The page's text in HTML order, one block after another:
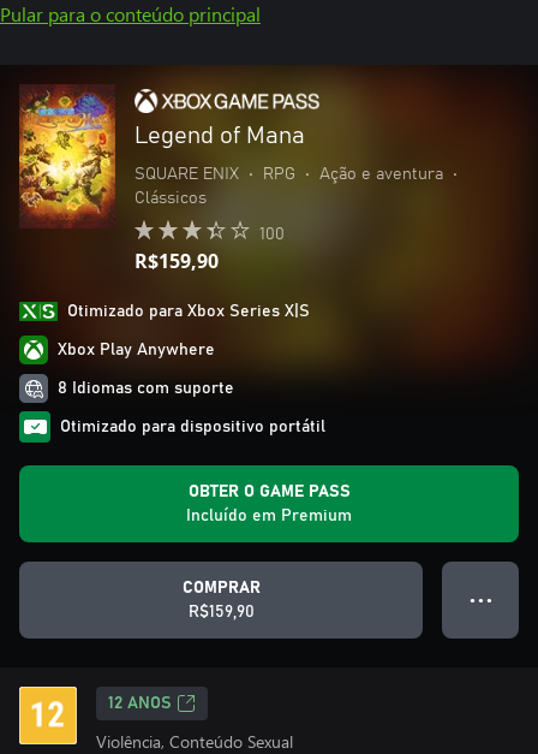
Pular para o conteúdo principal
Legend of Mana
SQUARE ENIX • RPG • Ação e aventura
•
Clássicos
100
R$159,90
Otimizado para Xbox Series X|S
Xbox Play Anywhere
8 Idiomas com suporte
Otimizado para dispositivo portátil
OBTER O GAME PASS
Incluído em Premium
COMPRAR
R$159,90
● ● ●
12 ANOS
Violência, Conteúdo Sexual